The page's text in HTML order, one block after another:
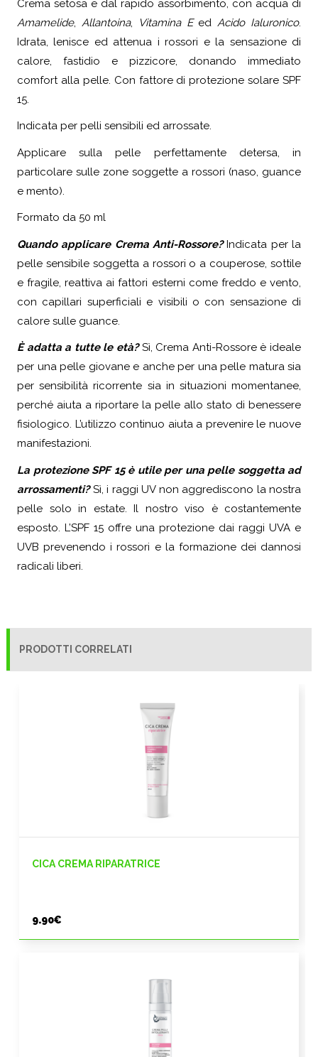
Crema setosa e dal rapido assorbimento, con acqua di
Amamelide, Allantoina, Vitamina EedAcido Ialuronico.
Idrata, lenisce ed attenua i rossori e la sensazione di
calore, fastidio e pizzicore, donando immediato
comfort alla pelle. Con fattore di protezione solare SPF
15.
Indicata per pelli sensibili ed arrossate.
Applicare sulla pelle perfettamente detersa, in
particolare sulle zone soggette a rossori (naso, guance
e mento).
Formato da 50 ml
Quando applicare Crema Anti-Rossore?Indicata per la
pelle sensibile soggetta a rossori o a couperose, sottile
e fragile, reattiva ai fattori esterni come freddo e vento,
con capillari superficiali e visibili o con sensazione di
calore sulle guance.
È adatta a tutte le età? Sì, Crema Anti-Rossore è ideale
per una pelle giovane e anche per una pelle matura sia
per sensibilità ricorrente sia in situazioni momentanee,
perché aiuta a riportare la pelle allo stato di benessere
fisiologico. L’utilizzo continuo aiuta a prevenire le nuove
manifestazioni.
La protezione SPF 15 è utile per una pelle soggetta ad
arrossamenti?Sì, i raggi UV non aggrediscono la nostra
pelle solo in estate. Il nostro viso è costantemente
esposto. L’SPF 15 offre una protezione dai raggi UVA e
UVB prevenendo i rossori e la formazione dei dannosi
radicali liberi.
PRODOTTI CORRELATI
CICA CREMA RIPARATRICE
9.90€